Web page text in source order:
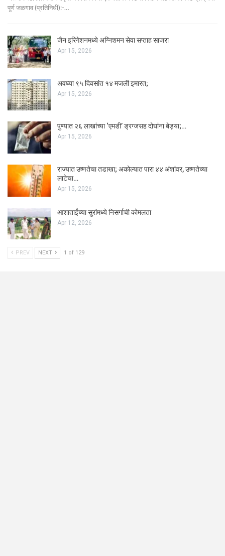
पूर्ण जळगाव (प्रतिनिधी):-…
जैन इरिगेशनमध्ये अग्निशमन सेवा सप्ताह साजरा
Apr 15, 2026
अवघ्या ९५ दिवसांत १४ मजली इमारत;
Apr 15, 2026
पुण्यात २६ लाखांच्या ‘एमडी’ ड्रग्जसह दोघांना बेड्या;…
Apr 15, 2026
राज्यात उष्णतेचा तडाखा; अकोल्यात पारा ४४ अंशांवर, उष्णतेच्या
लाटेचा…
Apr 15, 2026
आशाताईंच्या सुरांमध्ये निसर्गाची कोमलता
Apr 12, 2026
PREV NEXT 1 of 129